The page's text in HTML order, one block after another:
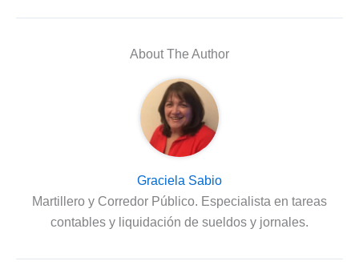
About The Author
Graciela Sabio
Martillero y Corredor Público. Especialista en tareas
contables y liquidación de sueldos y jornales.